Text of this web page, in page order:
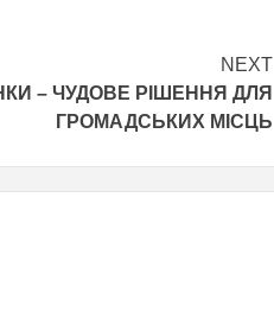
NEXT
– ЧУДОВЕ РІШЕННЯ ДЛЯ
ГРОМАДСЬКИХ МІСЦЬ